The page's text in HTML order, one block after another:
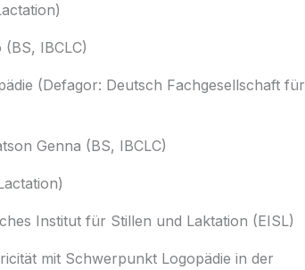
IBCLC)
(Defagor: Deutsch Fachgesellschaft für
Genna (BS, IBCLC)
Institut für Stillen und Laktation (EISL)
mit Schwerpunkt Logopädie in der